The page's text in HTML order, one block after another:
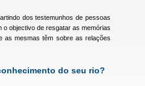
dos testemunhos de pessoas
objectivo de resgatar as memórias
as mesmas têm sobre as relações
do seu rio?